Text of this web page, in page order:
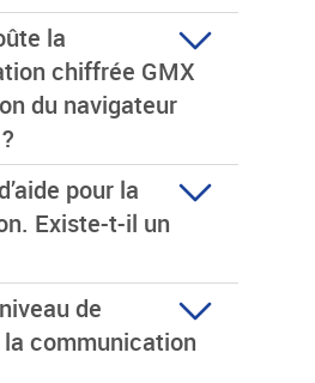
la
chiffrée GMX
du navigateur
pour la
Existe-t-il un
de
communication